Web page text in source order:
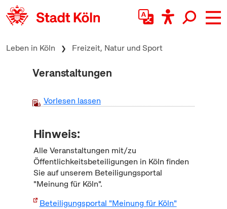
zum Inhalt springen
Leben in Köln Freizeit, Natur und Sport
Veranstaltungen
Vorlesen lassen
Hinweis:
Alle Veranstaltungen mit/zu
Öffentlichkeitsbeteiligungen in Köln finden
Sie auf unserem Beteiligungsportal
"Meinung für Köln".
Beteiligungsportal "Meinung für Köln"